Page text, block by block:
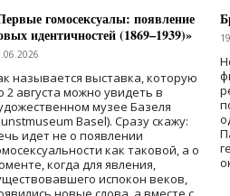
гомосексуалы: появление
идентичностей (1869–1939)»
называется выставка, которую
2 августа можно увидеть в
музее Базеля
Basel). Сразу скажу:
идет не о появлении
как таковой, а о
когда для явления,
испокон веков,